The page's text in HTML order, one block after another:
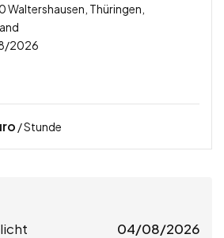
Waltershausen, Thüringen,
2026
/ Stunde
04/08/2026